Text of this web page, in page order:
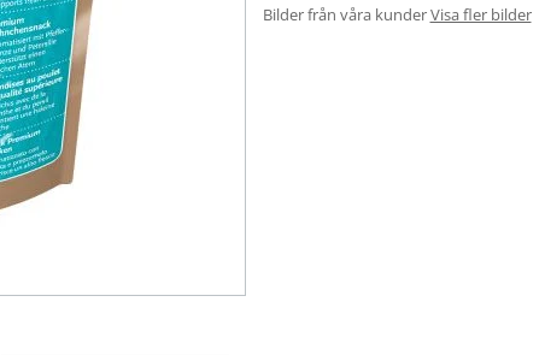
Bilder från våra kunderVisa fler bilder